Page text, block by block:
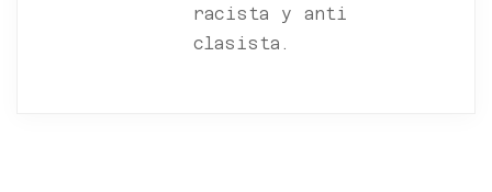
racista y anti
clasista.